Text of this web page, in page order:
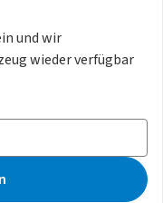
und wir
wieder verfügbar